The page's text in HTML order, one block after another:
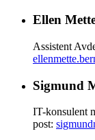
Ellen
Assistent
Sigmund
IT-konsulent
post: